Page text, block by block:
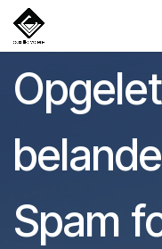
Overslaan naar inhoud
Spam